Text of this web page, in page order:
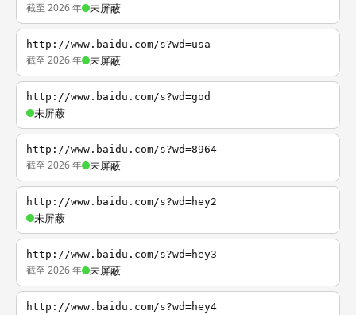
截至 2026 年 未屏蔽
http://www.baidu.com/s?wd=usa
截至 2026 年 未屏蔽
http://www.baidu.com/s?wd=god
未屏蔽
http://www.baidu.com/s?wd=8964
截至 2026 年 未屏蔽
http://www.baidu.com/s?wd=hey2
未屏蔽
http://www.baidu.com/s?wd=hey3
截至 2026 年 未屏蔽
http://www.baidu.com/s?wd=hey4